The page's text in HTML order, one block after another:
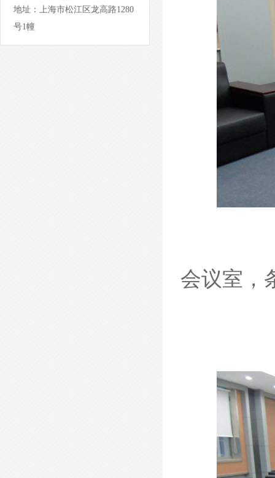
- 屏风办公桌-PFBGZ02 -
地址：上海市松江区龙高路1280
号1幢
会议室 ，